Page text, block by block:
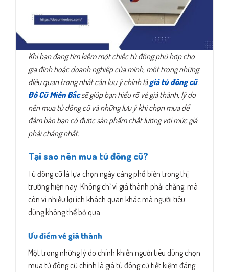
Khi bạn đang tìm kiếm một chiếc tủ đông phù hợp cho
gia đình hoặc doanh nghiệp của mình, một trong những
điều quan trọng nhất cần lưu ý chính làgiá tủ đông cũ.
Đồ Cũ Miền Bắcsẽ giúp bạn hiểu rõ về giá thành, lý do
nên mua tủ đông cũ và những lưu ý khi chọn mua để
đảm bảo bạn có được sản phẩm chất lượng với mức giá
phải chăng nhất.
Tại sao nên mua tủ đông cũ?
Tủ đông cũ là lựa chọn ngày càng phổ biến trong thị
trường hiện nay. Không chỉ vì giá thành phải chăng, mà
còn vì nhiều lợi ích khách quan khác mà người tiêu
dùng không thể bỏ qua.
Ưu điểm về giá thành
Một trong những lý do chính khiến người tiêu dùng chọn
mua tủ đông cũ chính là giá tủ đông cũ tiết kiệm đáng